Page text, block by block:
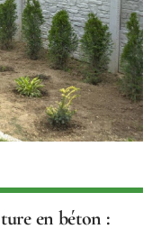
en béton :